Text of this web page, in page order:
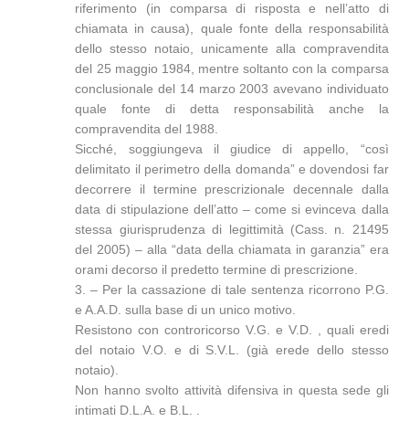
riferimento (in comparsa di risposta e nell’atto di
chiamata in causa), quale fonte della responsabilità
dello stesso notaio, unicamente alla compravendita
del 25 maggio 1984, mentre soltanto con la comparsa
conclusionale del 14 marzo 2003 avevano individuato
quale fonte di detta responsabilità anche la
compravendita del 1988.
Sicché, soggiungeva il giudice di appello, “così
delimitato il perimetro della domanda” e dovendosi far
decorrere il termine prescrizionale decennale dalla
data di stipulazione dell’atto – come si evinceva dalla
stessa giurisprudenza di legittimità (Cass. n. 21495
del 2005) – alla “data della chiamata in garanzia” era
orami decorso il predetto termine di prescrizione.
3. – Per la cassazione di tale sentenza ricorrono P.G.
e A.A.D. sulla base di un unico motivo.
Resistono con controricorso V.G. e V.D. , quali eredi
del notaio V.O. e di S.V.L. (già erede dello stesso
notaio).
Non hanno svolto attività difensiva in questa sede gli
intimati D.L.A. e B.L. .